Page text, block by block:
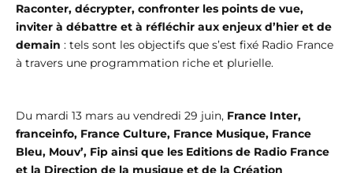
Raconter, décrypter, confronter les points de vue,
inviter à débattre et à réfléchir aux enjeux d’hier et de
demain : tels sont les objectifs que s’est fixé Radio France
à travers une programmation riche et plurielle.
Du mardi 13 mars au vendredi 29 juin, France Inter,
franceinfo, France Culture, France Musique, France
Bleu, Mouv’, Fip ainsi que les Editions de Radio France
et la Direction de la musique et de la Création